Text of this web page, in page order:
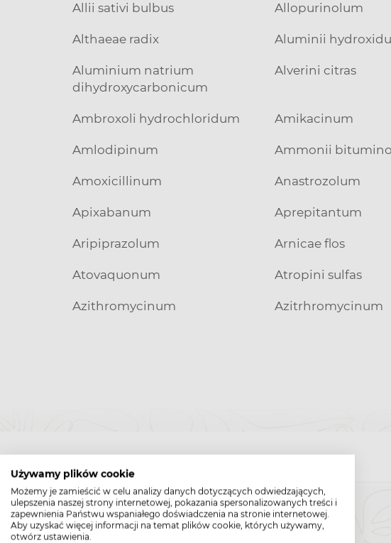
Używamy plików cookie
Możemy je zamieścić w celu analizy danych dotyczących odwiedzających,
ulepszenia naszej strony internetowej, pokazania spersonalizowanych treści i
zapewnienia Państwu wspaniałego doświadczenia na stronie internetowej.
Aby uzyskać więcej informacji na temat plików cookie, których używamy,
otwórz ustawienia.
Allii sativi bulbus Allopurinolum
Althaeae radix Aluminii
Aluminium natrium
dihydroxycarbonicum
Alverini citras
Ambroxoli hydrochloridum Amikacinum
Amlodipinum Ammonii
Amoxicillinum Anastrozolum
Apixabanum Aprepitantum
Aripiprazolum Arnicae flos
Atovaquonum Atropini sulfas
Azithromycinum Azitrhromycinum